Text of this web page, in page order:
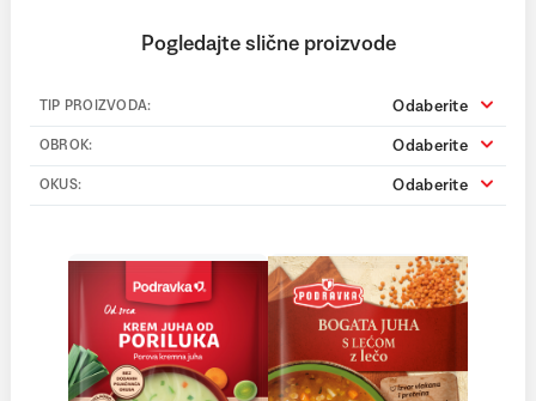
Pogledajte slične proizvode
TIP PROIZVODA: Odaberite
OBROK: Odaberite
OKUS: Odaberite